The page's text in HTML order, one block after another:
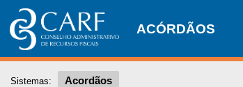
ACÓRDÃOS
Sistemas: Acordãos